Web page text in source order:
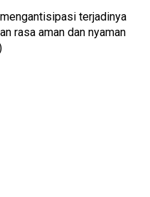
terjadinya
rasa aman dan nyaman